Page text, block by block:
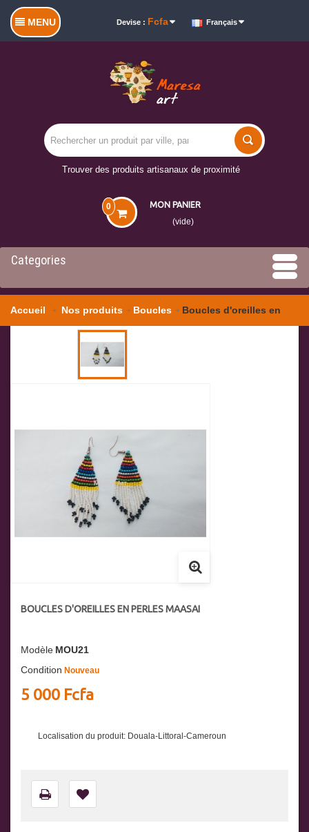
MENU Devise : Fcfa Français
Trouver des produits artisanaux de proximité
MON PANIER
0
(vide)
Categories
Accueil Nos produits Boucles Boucles d'oreilles en
BOUCLES D'OREILLES EN PERLES MAASAI
Modèle MOU21
Condition Nouveau
5 000 Fcfa
Localisation du produit: Douala-Littoral-Cameroun